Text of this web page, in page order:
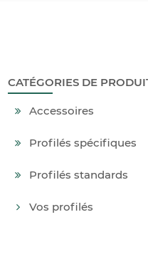
CATÉGORIES DE
Accessoires
Profilés spécifiques
Profilés standards
Vos profilés